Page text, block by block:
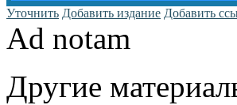
Уточнить Добавить издание Добавить
Ad notam
Другие